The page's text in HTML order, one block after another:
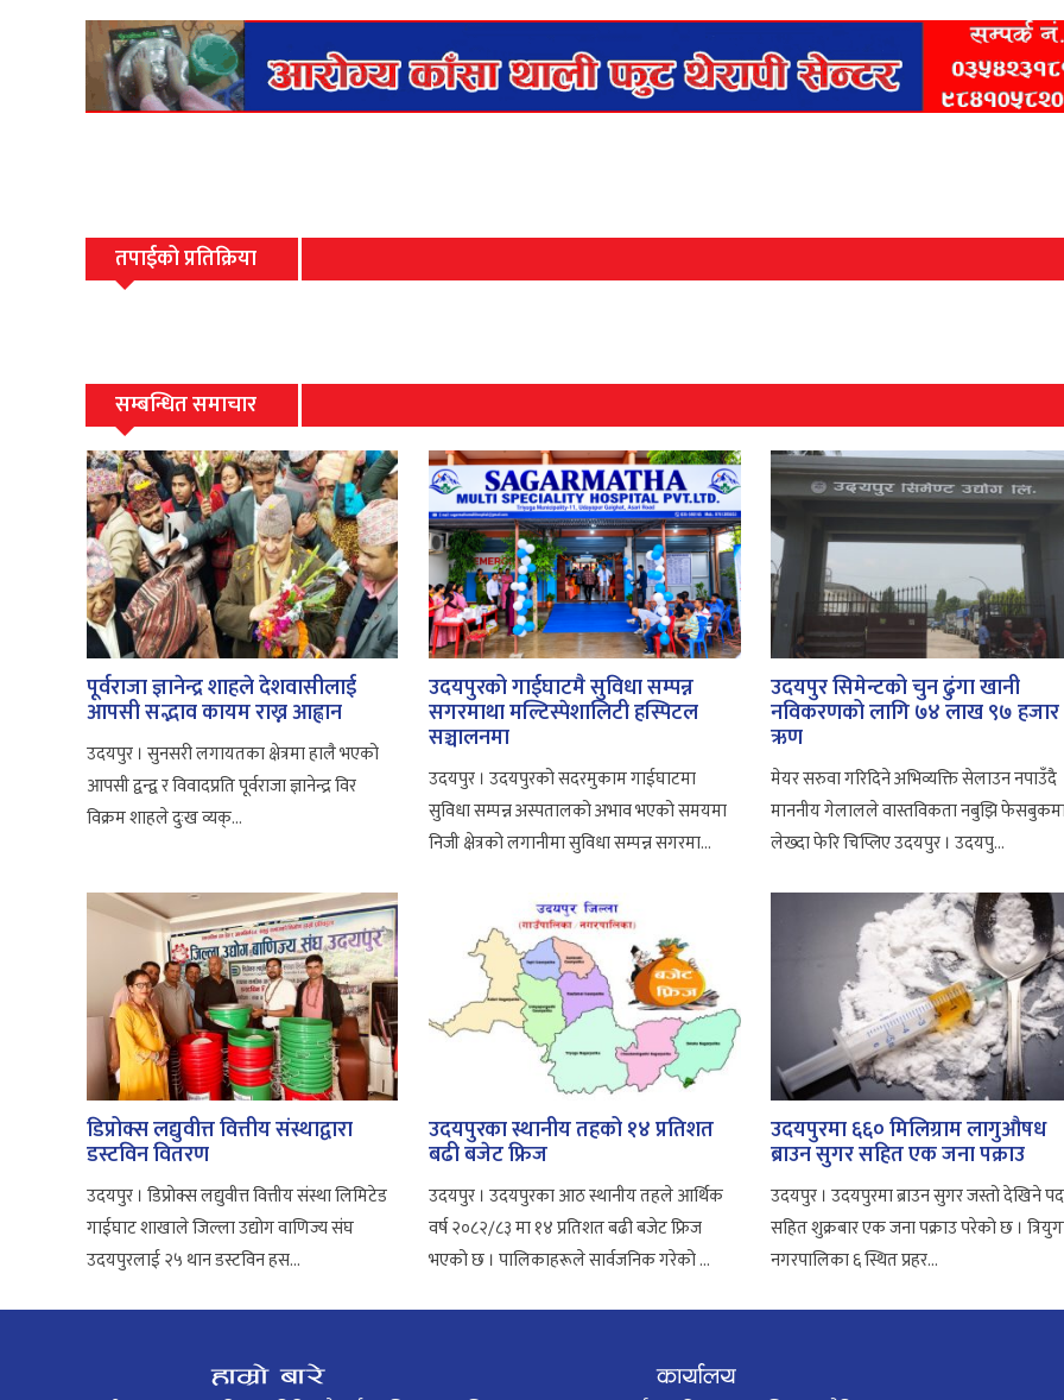
तपाईको प्रतिक्रिया
सम्बन्धित समाचार
पूर्वराजा ज्ञानेन्द्र शाहले देशवासीलाई
आपसी सद्भाव कायम राख्न आह्वान
उदयपुर । सुनसरी लगायतका क्षेत्रमा हालै भएको
आपसी द्वन्द्व र विवादप्रति पूर्वराजा ज्ञानेन्द्र विर
विक्रम शाहले दुःख व्यक्...
उदयपुरको गाईघाटमै सुविधा सम्पन्न
सगरमाथा मल्टिस्पेशालिटी हस्पिटल
सञ्चालनमा
उदयपुर । उदयपुरको सदरमुकाम गाईघाटमा
सुविधा सम्पन्न अस्पतालको अभाव भएको समयमा
निजी क्षेत्रको लगानीमा सुविधा सम्पन्न सगरमा...
उदयपुर सिमेन्टको चुन ढुंगा खानी
नविकरणको लागि ७४ लाख ९७ हजार
ऋण
मेयर सरुवा गरिदिने अभिव्यक्ति सेलाउन नपाउँदै
माननीय गेलालले वास्तविकता नबुझि
लेख्दा फेरि चिप्लिए उदयपुर । उदयपु...
डिप्रोक्स लद्युवीत्त वित्तीय संस्थाद्वारा
डस्टविन वितरण
उदयपुर । डिप्रोक्स लद्युवीत्त वित्तीय संस्था लिमिटेड
गाईघाट शाखाले जिल्ला उद्योग वाणिज्य संघ
उदयपुरलाई २५ थान डस्टविन हस...
उदयपुरका स्थानीय तहको १४ प्रतिशत
बढी बजेट फ्रिज
उदयपुर । उदयपुरका आठ स्थानीय तहले आर्थिक
वर्ष २०८२/८३ मा १४ प्रतिशत बढी बजेट फ्रिज
भएको छ । पालिकाहरूले सार्वजनिक गरेको ...
उदयपुरमा ६६० मिलिग्राम लागुऔषध
ब्राउन सुगर सहित एक जना पक्राउ
उदयपुर । उदयपुरमा ब्राउन सुगर जस्तो देखिने
सहित शुक्रबार एक जना पक्राउ परेको छ ।
नगरपालिका ६ स्थित प्रहर...